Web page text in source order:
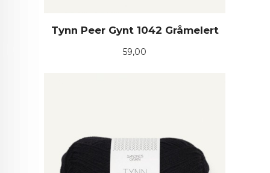
Tynn Peer Gynt 1042 Gråmelert
Pris
59,00